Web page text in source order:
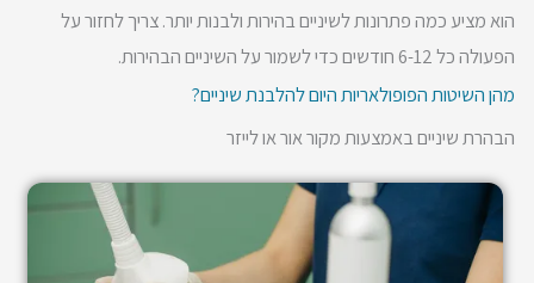
הוא מציע כמה פתרונות לשיניים בהירות ולבנות יותר. צריך לחזור על
הפעולה כל 6-12 חודשים כדי לשמור על השיניים הבהירות.
מהן השיטות הפופולאריות היום להלבנת שיניים?
הבהרת שיניים באמצעות מקור אור או לייזר